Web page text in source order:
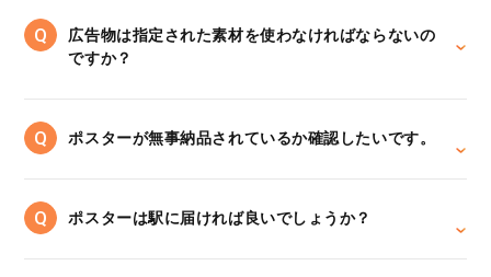
広告物は指定された素材を使わなければならないの
ですか？
ポスターが無事納品されているか確認したいです。
ポスターは駅に届ければ良いでしょうか？